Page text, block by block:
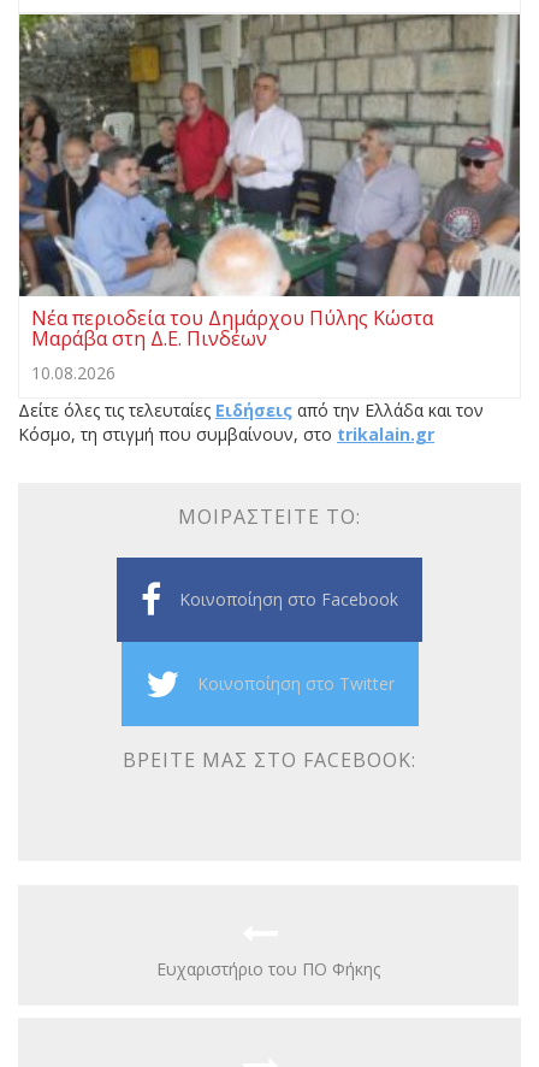
Νέα περιοδεία του Δημάρχου Πύλης Κώστα
Μαράβα στη Δ.Ε. Πινδέων
10.08.2026
Δείτε όλες τις τελευταίες Ειδήσεις από την Ελλάδα και τον
Κόσμο, τη στιγμή που συμβαίνουν, στο trikalain.gr
ΜΟΙΡΑΣΤΕΊΤΕ ΤΟ:
Κοινοποίηση στο Facebook
Κοινοποίηση στο Twitter
ΒΡΕΊΤΕ ΜΑΣ ΣΤΟ FACEBOOK:
Ευχαριστήριο του ΠΟ Φήκης